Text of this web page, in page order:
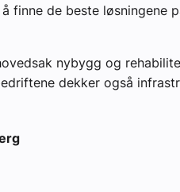
finne de beste løsningene
nybygg og
dekker også